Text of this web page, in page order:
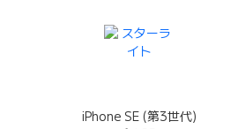
iPhone SE (第3世代)